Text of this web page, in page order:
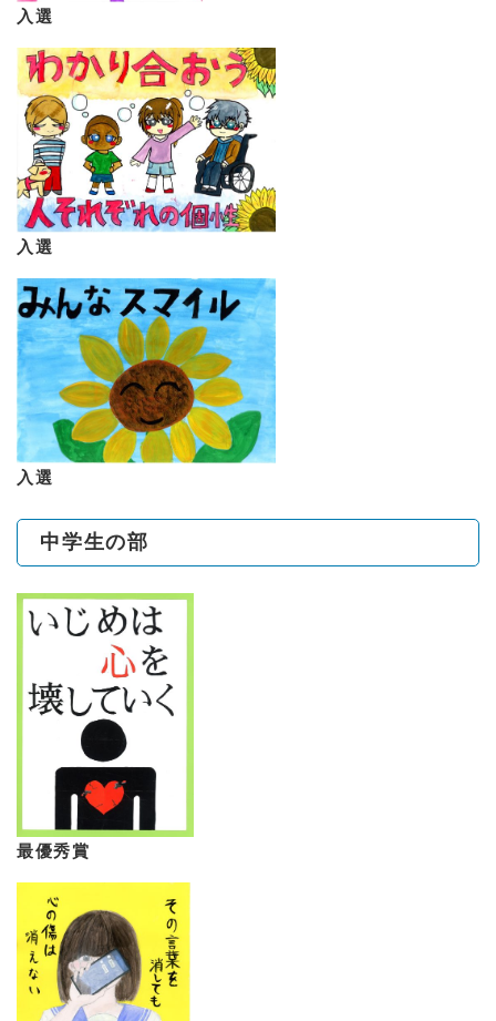
入選
入選
入選
中学生の部
最優秀賞